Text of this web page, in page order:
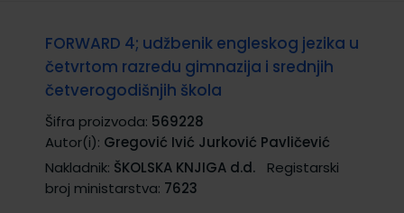
FORWARD 4; udžbenik engleskog jezika u
četvrtom razredu gimnazija i srednjih
četverogodišnjih škola
Šifra proizvoda: 569228
Autor(i): Gregović Ivić Jurković Pavličević
Nakladnik: ŠKOLSKA KNJIGA d.d.
Registarski
broj ministarstva: 7623